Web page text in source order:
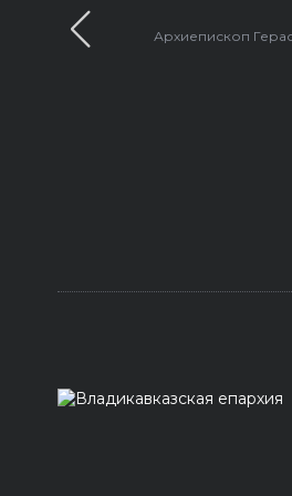
Архиепископ